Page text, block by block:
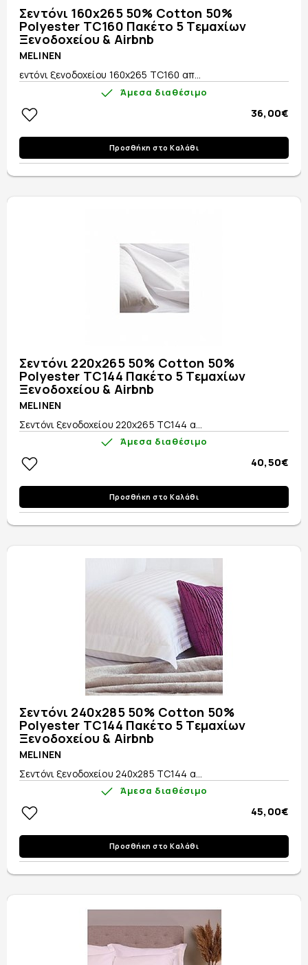
Σεντόνι 160x265 50% Cotton 50%
Polyester TC160 Πακέτο 5 Τεμαχίων
Ξενοδοχείου & Airbnb
MELINEN
εντόνι ξενοδοχείου 160x265 TC160 απ...
Άμεσα διαθέσιμο
36,00€
Προσθήκη στο Καλάθι
Σεντόνι 220x265 50% Cotton 50%
Polyester TC144 Πακέτο 5 Τεμαχίων
Ξενοδοχείου & Airbnb
MELINEN
Σεντόνι ξενοδοχείου 220x265 TC144 α...
Άμεσα διαθέσιμο
40,50€
Προσθήκη στο Καλάθι
Σεντόνι 240x285 50% Cotton 50%
Polyester TC144 Πακέτο 5 Τεμαχίων
Ξενοδοχείου & Airbnb
MELINEN
Σεντόνι ξενοδοχείου 240x285 TC144 α...
Άμεσα διαθέσιμο
45,00€
Προσθήκη στο Καλάθι